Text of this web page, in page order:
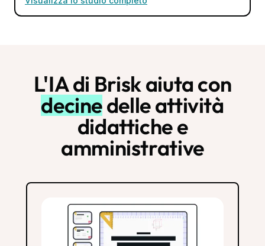
L'IA di Brisk aiuta con
decinedelle attività
didattiche e
amministrative